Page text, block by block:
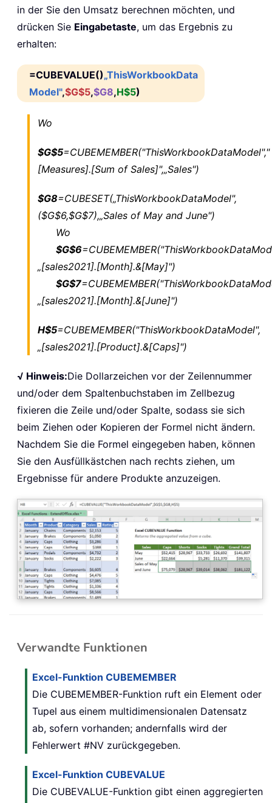
in der Sie den Umsatz berechnen möchten, und
drücken Sie Eingabetaste, um das Ergebnis zu
erhalten:
=CUBEVALUE()„ThisWorkbookData
Model",$G$5,$G8,H$5)
Wo
$G$5=CUBEMEMBER("ThisWorkbookDataModel","
[Measures].[Sum of Sales]",„Sales")
$G8=CUBESET(„ThisWorkbookDataModel",
($G$6,$G$7),„Sales of May and June")
Wo
$G$6
„[sales2021].[Month].&[May]")
$G$7
„[sales2021].[Month].&[June]")
H$5=CUBEMEMBER("ThisWorkbookDataModel",
„[sales2021].[Product].&[Caps]")
√ Hinweis:Die Dollarzeichen vor der Zeilennummer
und/oder dem Spaltenbuchstaben im Zellbezug
fixieren die Zeile und/oder Spalte, sodass sie sich
beim Ziehen oder Kopieren der Formel nicht ändern.
Nachdem Sie die Formel eingegeben haben, können
Sie den Ausfüllkästchen nach rechts ziehen, um
Ergebnisse für andere Produkte anzuzeigen.
Verwandte Funktionen
Excel-Funktion CUBEMEMBER
Die CUBEMEMBER-Funktion ruft ein Element oder
Tupel aus einem multidimensionalen Datensatz
ab, sofern vorhanden; andernfalls wird der
Fehlerwert #NV zurückgegeben.
Excel-Funktion CUBEVALUE
Die CUBEVALUE-Funktion gibt einen aggregierten